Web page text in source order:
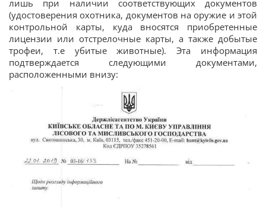
лишь при наличии соответствующих документов
(удостоверения охотника, документов на оружие и этой
контрольной карты, куда вносятся приобретенные
лицензии или отстрелочные карты, а также добытые
трофеи, т.е убитые животные). Эта информация
подтверждается следующими документами,
расположенными внизу: